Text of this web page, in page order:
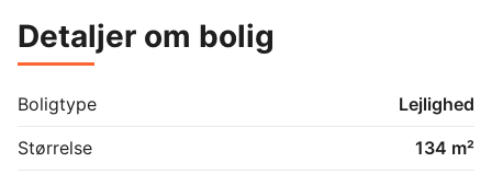
Alle boligerne har vaskemaskine, tørretumbler og
Alle boligerne får et lækkert indeklima med
ventilationsanlæg og gulvvarme i alle rum.
Der anlægges en petanquebane på den ene side af
Detaljer om bolig
Boligtype
Lejlighed
Størrelse
134 m²